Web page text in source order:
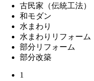
古民家（伝統工法）
和モダン
水まわり
水まわりリフォーム
部分リフォーム
部分改築
1